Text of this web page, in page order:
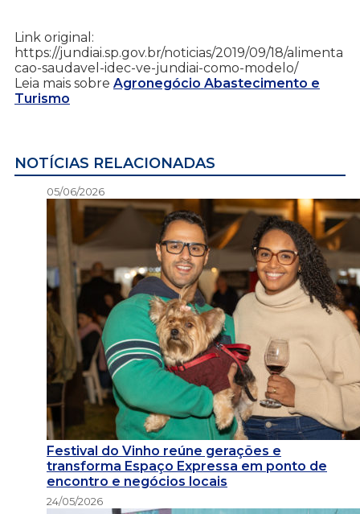
Link original:
https://jundiai.sp.gov.br/noticias/2019/09/18/alimenta
cao-saudavel-idec-ve-jundiai-como-modelo/
Leia mais sobre Agronegócio Abastecimento e
Turismo
NOTÍCIAS RELACIONADAS
05/06/2026
Festival do Vinho reúne gerações e
transforma Espaço Expressa em ponto de
encontro e negócios locais
24/05/2026